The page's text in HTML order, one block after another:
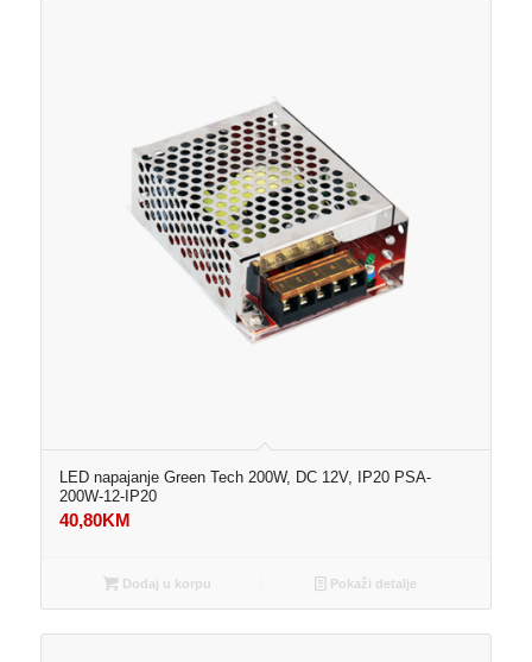
LED napajanje Green Tech 200W, DC 12V, IP20 PSA-
200W-12-IP20
40,80KM
Dodaj u korpu Pokaži detalje